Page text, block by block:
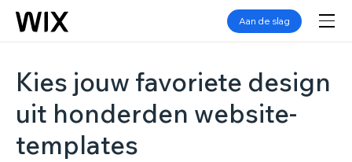
Aan de slag
Kies jouw favoriete design
uit honderden website-
templates